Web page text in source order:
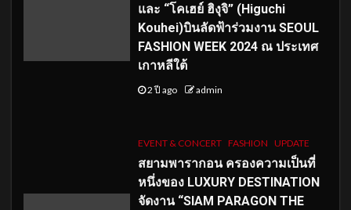
และ “โคเฮย์ ฮิงุจิ” (Higuchi
Kouhei)บินลัดฟ้าร่วมงาน SEOUL
FASHION WEEK 2024 ณ ประเทศ
เกาหลีใต้
2 ปี ago admin
EVENT & CONCERT FASHION UPDATE
สยามพารากอน ครองความเป็นที่
หนึ่งของ LUXURY DESTINATION
จัดงาน “SIAM PARAGON THE